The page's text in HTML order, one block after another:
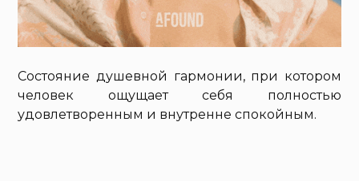
Состояние душевной гармонии, при котором
человек ощущает себя полностью
удовлетворенным и внутренне спокойным.